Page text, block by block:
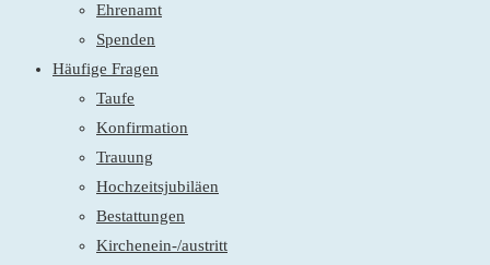
Ehrenamt
Spenden
Häufige Fragen
Taufe
Konfirmation
Trauung
Hochzeitsjubiläen
Bestattungen
Kirchenein-/austritt